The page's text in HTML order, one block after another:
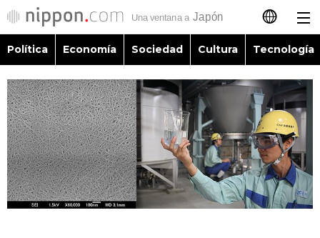
日本語
English
简体字
繁體字
Français
Política
Economía
Política Economía Sociedad Cultura Tecnología